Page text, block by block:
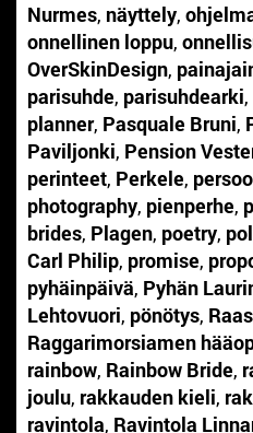
Nurmes, näyttely,
onnellinen loppu,
OverSkinDesign,
parisuhde, parisuhdearki,
planner, Pasquale Bruni,
Paviljonki, Pension
perinteet, Perkele,
photography, pienperhe,
brides, Plagen, poetry,
Carl Philip, promise,
pyhäinpäivä, Pyhän
Lehtovuori, pönötys,
Raggarimorsiamen
rainbow, Rainbow Bride,
joulu, rakkauden kieli,
ravintola, Ravintola